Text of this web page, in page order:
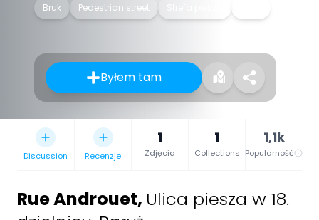
Bruk Pedestrian street
Byłem tam
Discussion Recenzje
1
Zdjęcia
1
Collections
1,1k
Popularność
Rue Androuet, Ulica piesza w 18.